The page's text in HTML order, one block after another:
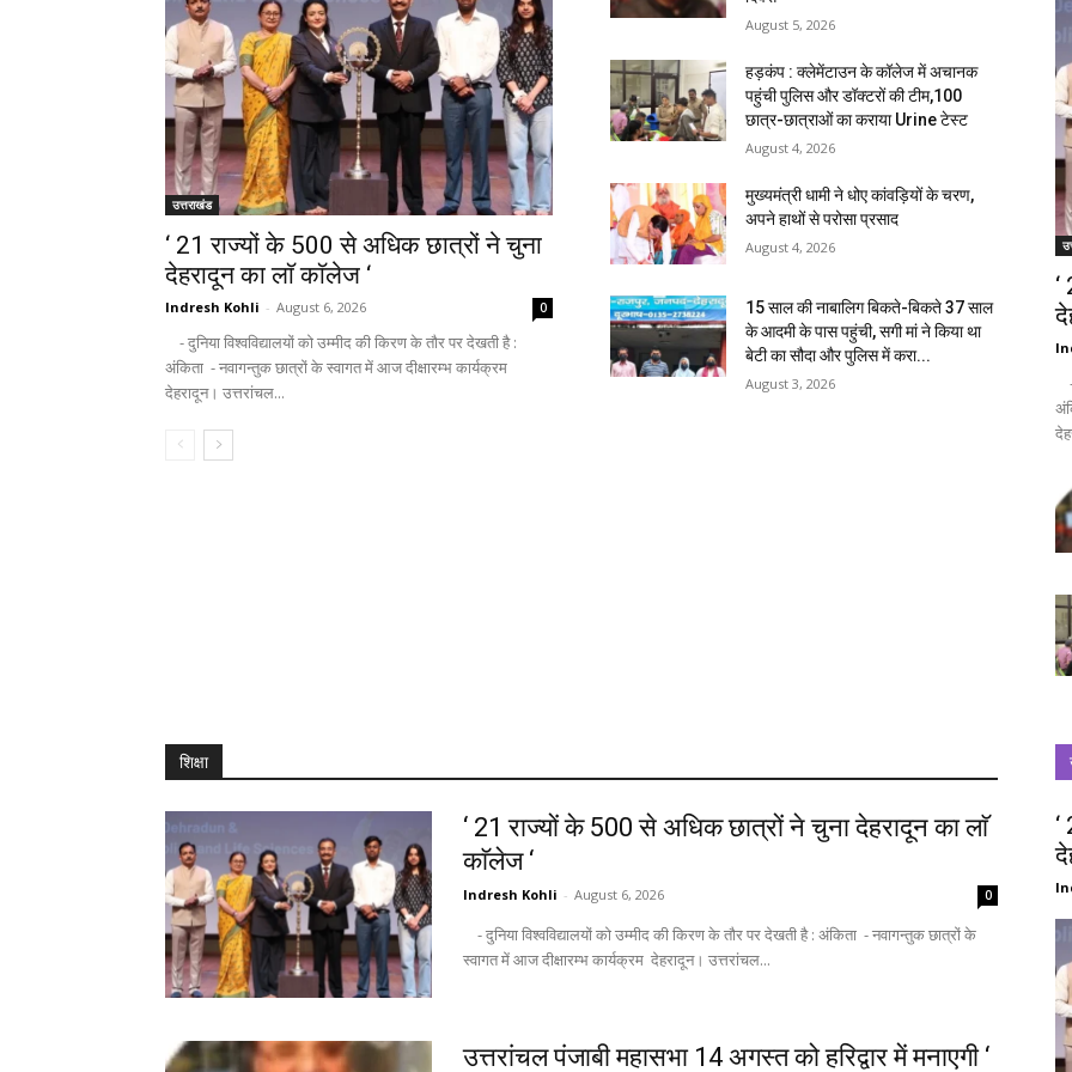
उत्तराखंड
‘ 21 राज्यों के 500 से अधिक छात्रों ने चुना
देहरादून का लाॅ काॅलेज ‘
Indresh Kohli - August 6, 2026 0
- दुनिया विश्वविद्यालयों को उम्मीद की किरण के तौर पर देखती है :
अंकिता - नवागन्तुक छात्रों के स्वागत में आज दीक्षारम्भ कार्यक्रम
देहरादून। उत्तरांचल...
August 5, 2026
हड़कंप : क्लेमेंटाउन के कॉलेज में अचानक
पहुंची पुलिस और डॉक्टरों की टीम,100
छात्र-छात्राओं का कराया Urine टेस्ट
August 4, 2026
मुख्यमंत्री धामी ने धोए कांवड़ियों के चरण,
अपने हाथों से परोसा प्रसाद
August 4, 2026
15 साल की नाबालिग बिकते-बिकते 37 साल
के आदमी के पास पहुंची, सगी मां ने किया था
बेटी का सौदा और पुलिस में करा...
August 3, 2026
शिक्षा
‘ 21 राज्यों के 500 से अधिक छात्रों ने चुना देहरादून का लाॅ
काॅलेज ‘
Indresh Kohli - August 6, 2026 0
स्वागत में आज दीक्षारम्भ कार्यक्रम देहरादून। उत्तरांचल...
उत्तरांचल पंजाबी महासभा 14 अगस्त को हरिद्वार में मनाएगी ‘